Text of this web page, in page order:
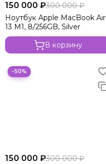
150 000 ₽300 000 ₽
Ноутбук Apple MacBook Air
13 M1, 8/256GB, Silver
В корзину
−50%
150 000 ₽300 000 ₽